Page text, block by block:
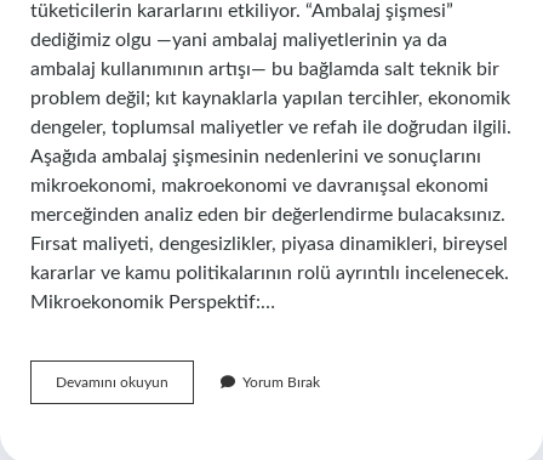
tüketicilerin kararlarını etkiliyor. “Ambalaj şişmesi”
dediğimiz olgu —yani ambalaj maliyetlerinin ya da
ambalaj kullanımının artışı— bu bağlamda salt teknik bir
problem değil; kıt kaynaklarla yapılan tercihler, ekonomik
dengeler, toplumsal maliyetler ve refah ile doğrudan ilgili.
Aşağıda ambalaj şişmesinin nedenlerini ve sonuçlarını
mikroekonomi, makroekonomi ve davranışsal ekonomi
merceğinden analiz eden bir değerlendirme bulacaksınız.
Fırsat maliyeti, dengesizlikler, piyasa dinamikleri, bireysel
kararlar ve kamu politikalarının rolü ayrıntılı incelenecek.
Mikroekonomik Perspektif:…
Devamını okuyun
şişmesi
Yorum Bırak